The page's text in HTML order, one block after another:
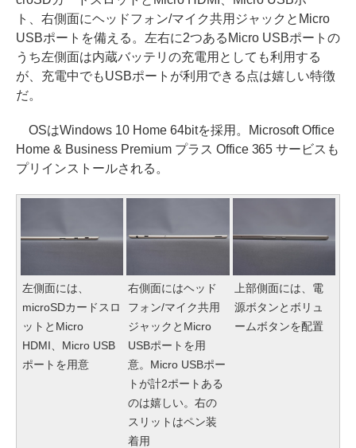
ト、右側面にヘッドフォン/マイク共用ジャックとMicro
USBポートを備える。左右に2つあるMicro USBポートの
うち左側面は内蔵バッテリの充電用としても利用する
が、充電中でもUSBポートが利用できる点は嬉しい特徴
だ。
OSはWindows 10 Home 64bitを採用。Microsoft Office
Home & Business Premium プラス Office 365 サービスも
プリインストールされる。
左側面には、
microSDカードスロ
ットとMicro
HDMI、Micro USB
ポートを用意
右側面にはヘッド
フォン/マイク共用
ジャックとMicro
USBポートを用
意。Micro USBポー
トが計2ポートある
のは嬉しい。右の
スリットはペン装
着用
上部側面には、電
源ボタンとボリュ
ームボタンを配置